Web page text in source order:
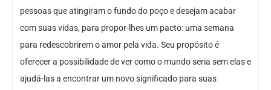
pessoas que atingiram o fundo do poço e desejam acabar
com suas vidas, para propor-lhes um pacto: uma semana
para redescobrirem o amor pela vida. Seu propósito é
oferecer a possibilidade de ver como o mundo seria sem elas e
ajudá-las a encontrar um novo significado para suas